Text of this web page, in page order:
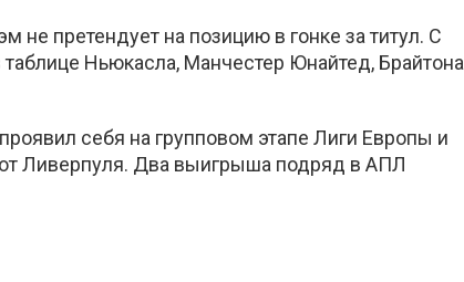
претендует на позицию в гонке за титул. С
Ньюкасла, Манчестер Юнайтед, Брайтона
себя на групповом этапе Лиги Европы и
Ливерпуля. Два выигрыша подряд в АПЛ